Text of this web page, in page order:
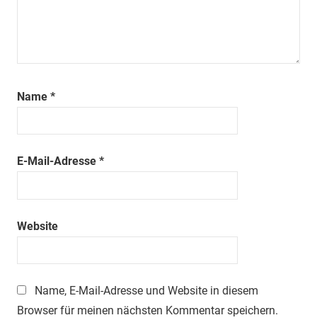
Name *
E-Mail-Adresse *
Website
Name, E-Mail-Adresse und Website in diesem
Browser für meinen nächsten Kommentar speichern.